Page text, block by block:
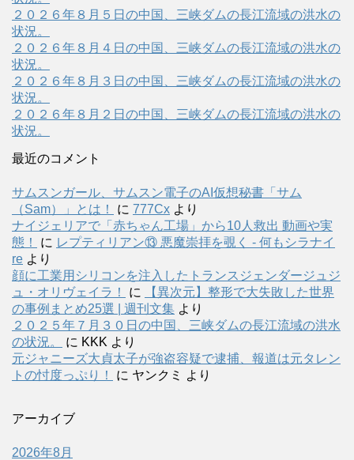
２０２６年８月５日の中国、三峡ダムの長江流域の洪水の
状況。
２０２６年８月４日の中国、三峡ダムの長江流域の洪水の
状況。
２０２６年８月３日の中国、三峡ダムの長江流域の洪水の
状況。
２０２６年８月２日の中国、三峡ダムの長江流域の洪水の
状況。
最近のコメント
サムスンガール、サムスン電子のAI仮想秘書「サム
（Sam）」とは！
に 777Cx より
ナイジェリアで「赤ちゃん工場」から10人救出 動画や実
態！
に レプティリアン⑬ 悪魔崇拝を覗く - 何もシラナイ
re より
顔に工業用シリコンを注入したトランスジェンダージュジ
ュ・オリヴェイラ！
に
【異次元】整形で大失敗した世界
の事例まとめ25選 | 週刊文集 より
２０２５年７月３０日の中国、三峡ダムの長江流域の洪水
の状況。
に KKK より
元ジャニーズ大貞太子が強盗容疑で逮捕、報道は元タレン
トの忖度っぷり！
に ヤンクミ より
アーカイブ
2026年8月